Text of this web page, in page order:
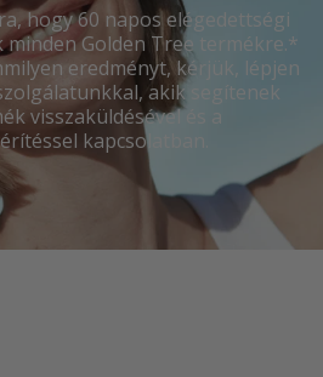
hogy 60 napos elégedettségi
Golden Tree termékre.*
eredményt, kérjük, lépjen
akik segítenek
visszaküldésével és a
kapcsolatban.